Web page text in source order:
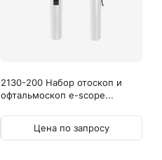
2130-200 Набор отоскоп и
офтальмоскоп e-scope...
Цена по запросу